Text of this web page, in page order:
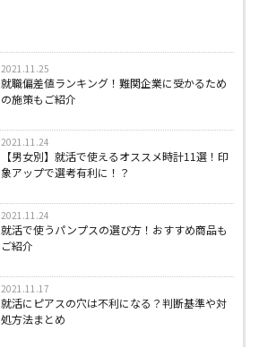
2021.11.25
就職偏差値ランキング！難関企業に受かるため
の施策もご紹介
2021.11.24
【男女別】就活で使えるオススメ時計11選！印
象アップで選考有利に！？
2021.11.24
就活で使うパンプスの選び方！おすすめ商品も
ご紹介
2021.11.17
就活にピアスの穴は不利になる？判断基準や対
処方法まとめ